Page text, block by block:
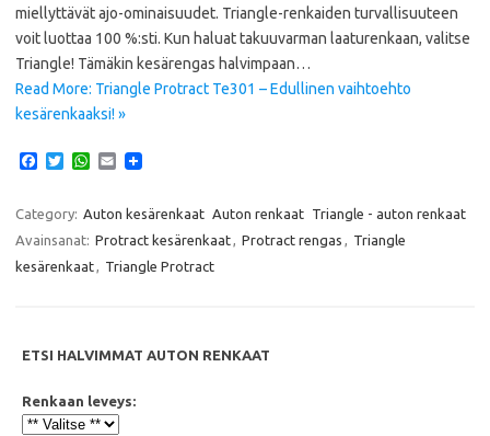
miellyttävät ajo-ominaisuudet. Triangle-renkaiden turvallisuuteen
voit luottaa 100 %:sti. Kun haluat takuuvarman laaturenkaan, valitse
Triangle! Tämäkin kesärengas halvimpaan…
Read More: Triangle Protract Te301 – Edullinen vaihtoehto
kesärenkaaksi! »
e
b
o
o
T
t
e
r
W
t
s
A
p
E
i
l
Category: Auton kesärenkaat Auton renkaat Triangle - auton renkaat
Avainsanat: Protract kesärenkaat Protract rengas
Triangle
kesärenkaat
Triangle Protract
ETSI HALVIMMAT AUTON RENKAAT
Renkaan leveys: